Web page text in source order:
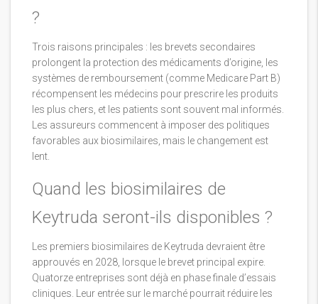
?
Trois raisons principales : les brevets secondaires
prolongent la protection des médicaments d’origine, les
systèmes de remboursement (comme Medicare Part B)
récompensent les médecins pour prescrire les produits
les plus chers, et les patients sont souvent mal informés.
Les assureurs commencent à imposer des politiques
favorables aux biosimilaires, mais le changement est
lent.
Quand les biosimilaires de
Keytruda seront-ils disponibles ?
Les premiers biosimilaires de Keytruda devraient être
approuvés en 2028, lorsque le brevet principal expire.
Quatorze entreprises sont déjà en phase finale d’essais
cliniques. Leur entrée sur le marché pourrait réduire les